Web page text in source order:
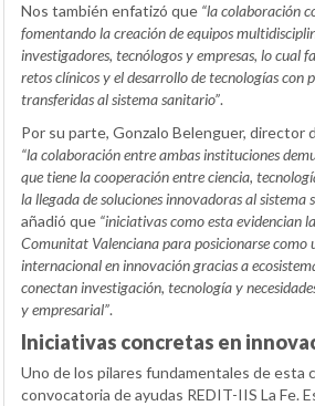
Nos también enfatizó que “la colaboración
fomentando la creación de equipos
investigadores, tecnólogos y empresas, lo cual
retos clínicos y el desarrollo de tecnologías con
transferidas al sistema sanitario”.
Por su parte, Gonzalo Belenguer, director
“la colaboración entre ambas instituciones
que tiene la cooperación entre ciencia,
la llegada de soluciones innovadoras al sistema
añadió que “iniciativas como esta evidencian
Comunitat Valenciana para posicionarse como
internacional en innovación gracias a
conectan investigación, tecnología y
y empresarial”.
Iniciativas concretas en
Uno de los pilares fundamentales de esta
convocatoria de ayudas REDIT-IIS La Fe.